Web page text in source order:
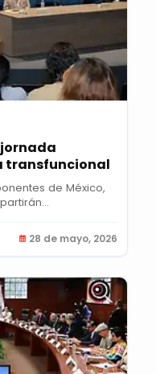
transfuncional
de México,
28 de mayo, 2026